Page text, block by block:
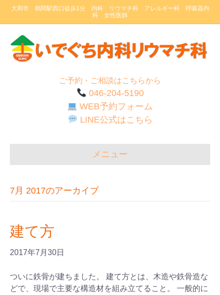
大和市 鶴間駅西口徒歩1分 内科 リウマチ科 アレルギー科 呼吸器内
科 女性医師
ご予約・ご相談はこちらから
046-204-5190
WEB予約フォーム
LINE公式はこちら
メニュー
7月 2017のアーカイブ
建て方
2017年7月30日
ついに鉄骨が建ちました。 建て方とは、木造や鉄骨造な
どで、現場で主要な構造材を組み立てること。 一般的に